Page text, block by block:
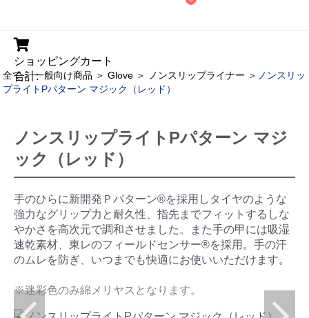
ショッピングカート
合計:
全て＞ 一般向け商品 ＞ Glove ＞ ノンスリップライナー ＞ ノンスリッ
プライトPパターン マジック（レッド）
ノンスリップライトPパターン マジ
ック（レッド）
手のひらに新開発Ｐパターン®を採用しタイヤのような
強力なグリップ力と耐久性、指先までフィットするしな
やかさを高次元で調和させました。また手の甲には吸湿
速乾素材、東レのフィールドセンサー®を採用。手の汗
のムレを防ぎ、いつまでも快適にお使いいただけます。
※迷彩色のみ綿メリヤスとなります。